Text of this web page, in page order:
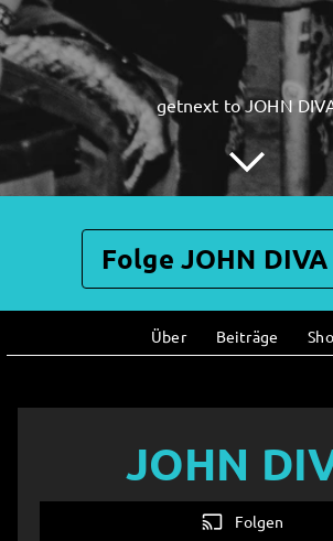
getnext to JOHN
Folge JOHN
Über Beiträge
JOHN
cast Folgen